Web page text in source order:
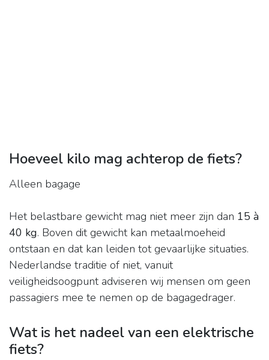
Hoeveel kilo mag achterop de fiets?
Alleen bagage
Het belastbare gewicht mag niet meer zijn dan 15 à
40 kg. Boven dit gewicht kan metaalmoeheid
ontstaan en dat kan leiden tot gevaarlijke situaties.
Nederlandse traditie of niet, vanuit
veiligheidsoogpunt adviseren wij mensen om geen
passagiers mee te nemen op de bagagedrager.
Wat is het nadeel van een elektrische
fiets?